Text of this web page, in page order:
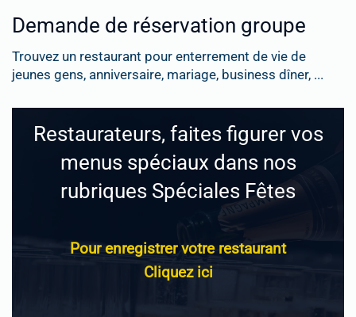
Demande de réservation groupe
Trouvez un restaurant pour enterrement de vie de
jeunes gens, anniversaire, mariage, business dîner, ...
Restaurateurs, faites figurer vos
menus spéciaux dans nos
rubriques Spéciales Fêtes
Pour enregistrer votre restaurant
Cliquez ici